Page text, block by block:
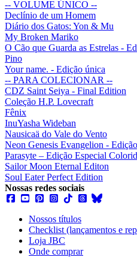
-- VOLUME ÚNICO --
Declínio de um Homem
Diário dos Gatos: Yon & Mu
My Broken Mariko
O Cão que Guarda as Estrelas -
Pino
Your name. - Edição única
-- PARA COLECIONAR --
CDZ Saint Seiya - Final Edition
Coleção H.P. Lovecraft
Fênix
InuYasha Wideban
Nausicaä do Vale do Vento
Neon Genesis Evangelion -
Parasyte – Edição Especial
Sailor Moon Eternal Editon
Soul Eater Perfect Edition
Nossas redes sociais
Nossos títulos
Checklist (lançamentos e
Loja JBC
Onde comprar